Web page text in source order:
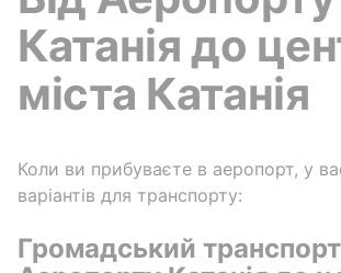
Катанія до
міста Катанія
Коли ви прибуваєте в аеропорт, у
варіантів для транспорту:
Громадський